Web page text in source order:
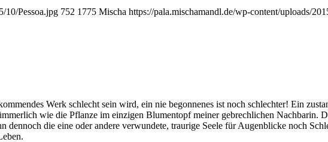
10/Pessoa.jpg 752 1775 Mischa https://pala.mischamandl.de/wp-content/uploads/
Werk schlecht sein wird, ein nie begon­ne­nes ist noch schlech­ter! Ein
wie die Pflan­ze im ein­zi­gen Blu­men­topf mei­ner gebrech­li­chen Nach­ba­rin.
den­noch die eine oder ande­re ver­wun­de­te, trau­ri­ge See­le für Augen­bli­cke noch